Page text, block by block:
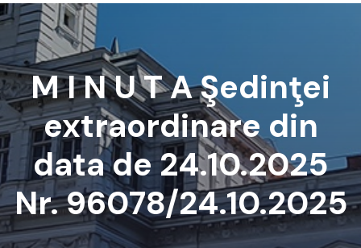
M I N U T A Şedinţei
extraordinare din
data de 24.10.2025
Nr. 96078/24.10.2025